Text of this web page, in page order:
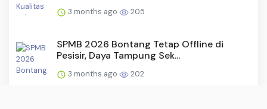
3 months ago 205
SPMB 2026 Bontang Tetap Offline di
Pesisir, Daya Tampung Sek...
3 months ago 202